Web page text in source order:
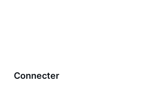
Connecter